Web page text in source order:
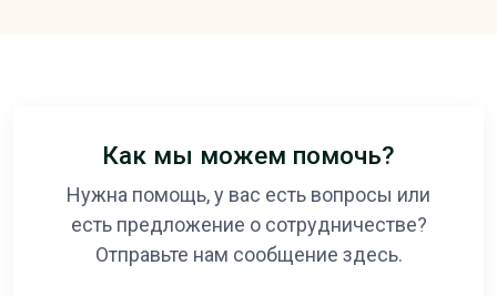
Как мы можем помочь?
Нужна помощь, у вас есть вопросы или
есть предложение о сотрудничестве?
Отправьте нам сообщение здесь.